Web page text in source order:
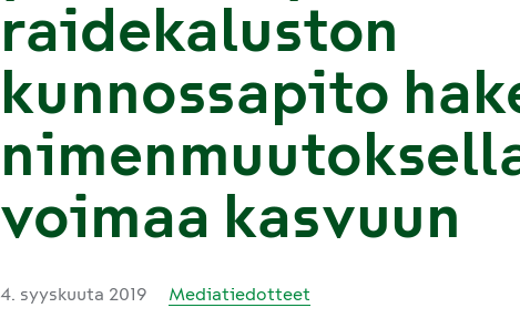
raidekaluston
kunnossapito
voimaa kasvuun
4. syyskuuta 2019 Mediatiedotteet